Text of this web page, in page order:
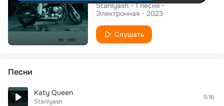
Stanlyash 1песня
Электронная
2023
Слушать
Песни
Katy Queen
Stanlyash
5:16